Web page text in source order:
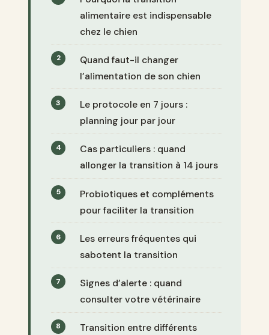
alimentaire est indispensable
chez le chien
Quand faut-il changer
l’alimentation de son chien
Le protocole en 7 jours :
planning jour par jour
Cas particuliers : quand
allonger la transition à 14 jours
Probiotiques et compléments
pour faciliter la transition
Les erreurs fréquentes qui
sabotent la transition
Signes d’alerte : quand
consulter votre vétérinaire
Transition entre différents